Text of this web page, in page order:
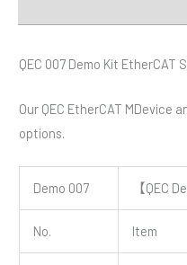
QEC 007 Demo Kit EtherCAT
Our QEC EtherCAT MDevice
options.
Demo 007 【QEC
No. Item